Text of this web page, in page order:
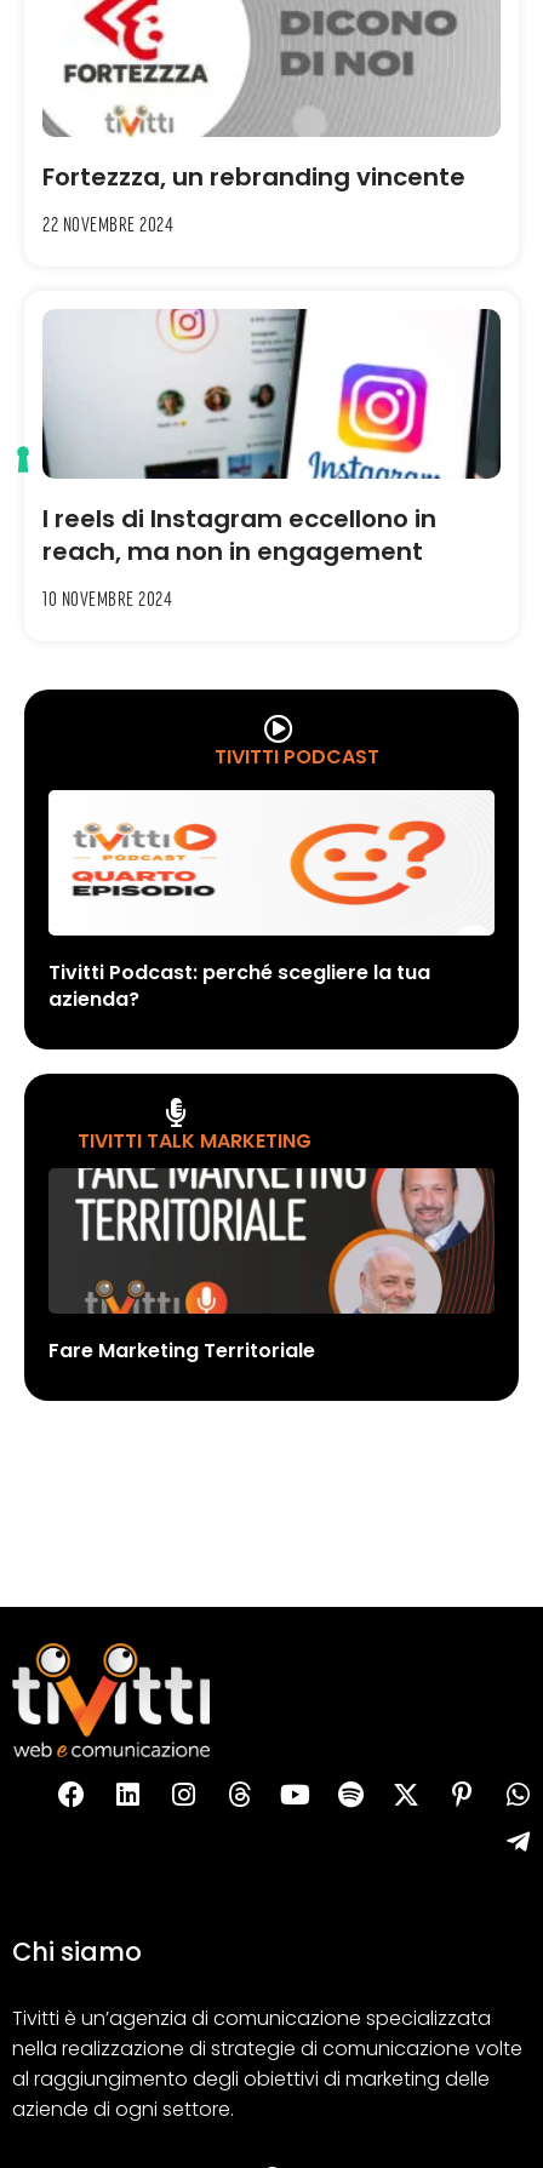
Fortezzza, un rebranding vincente
22 Novembre 2024
I reels di Instagram eccellono in
reach, ma non in engagement
10 Novembre 2024
TIVITTI PODCAST
Tivitti Podcast: perché scegliere la tua
azienda?
TIVITTI TALK MARKETING
Fare Marketing Territoriale
Chi siamo
Tivitti è un’agenzia di comunicazione specializzata
nella realizzazione di strategie di comunicazione volte
al raggiungimento degli obiettivi di marketing delle
aziende di ogni settore.